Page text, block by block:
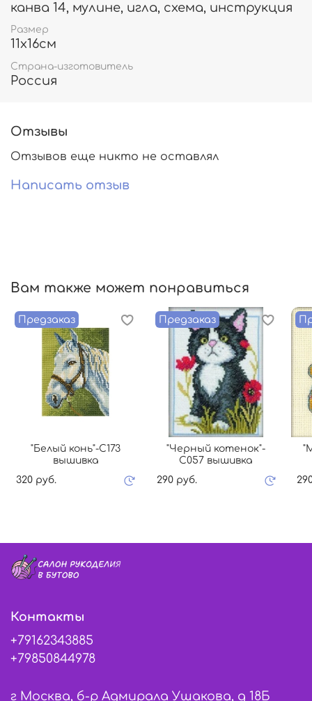
канва 14, мулине, игла, схема, инструкция
Размер
11х16см
Страна-изготовитель
Россия
Отзывы
Отзывов еще никто не оставлял
Написать отзыв
Вам также может понравиться
Предзаказ
"Белый конь"-C173
вышивка
320 руб.
Предзаказ
"Черный котенок"-
C057 вышивка
290 руб.
Контакты
+79162343885
+79850844978
г Москва, б-р Адмирала Ушакова, д 18Б